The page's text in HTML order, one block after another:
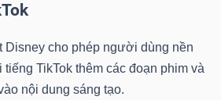
Disney cho phép người dùng nền
TikTok thêm các đoạn phim và
nội dung sáng tạo.